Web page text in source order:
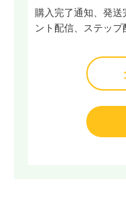
購入完了通知、発
ント配信、ステップ